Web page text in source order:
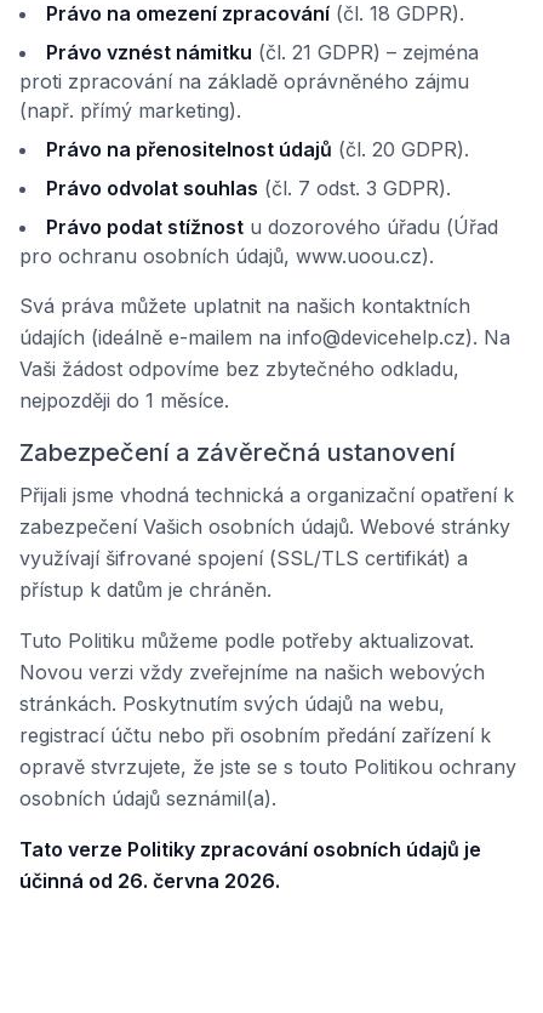
Právo na omezení zpracování (čl. 18 GDPR).
Právo vznést námitku (čl. 21 GDPR) – zejména
proti zpracování na základě oprávněného zájmu
(např. přímý marketing).
Právo na přenositelnost údajů (čl. 20 GDPR).
Právo odvolat souhlas (čl. 7 odst. 3 GDPR).
Právo podat stížnost u dozorového úřadu (Úřad
pro ochranu osobních údajů, www.uoou.cz).
Svá práva můžete uplatnit na našich kontaktních
údajích (ideálně e-mailem na info@devicehelp.cz). Na
Vaši žádost odpovíme bez zbytečného odkladu,
nejpozději do 1 měsíce.
Zabezpečení a závěrečná ustanovení
Přijali jsme vhodná technická a organizační opatření k
zabezpečení Vašich osobních údajů. Webové stránky
využívají šifrované spojení (SSL/TLS certifikát) a
přístup k datům je chráněn.
Tuto Politiku můžeme podle potřeby aktualizovat.
Novou verzi vždy zveřejníme na našich webových
stránkách. Poskytnutím svých údajů na webu,
registrací účtu nebo při osobním předání zařízení k
opravě stvrzujete, že jste se s touto Politikou ochrany
osobních údajů seznámil(a).
Tato verze Politiky zpracování osobních údajů je
účinná od 26. června 2026.